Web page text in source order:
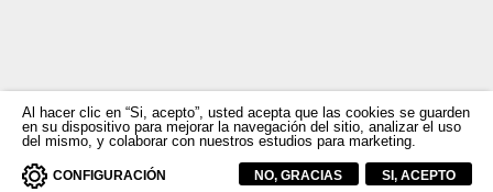
Al hacer clic en “Si, acepto”, usted acepta que las cookies se guarden
en su dispositivo para mejorar la navegación del sitio, analizar el uso
del mismo, y colaborar con nuestros estudios para marketing.
CONFIGURACIÓN NO, GRACIAS SI, ACEPTO